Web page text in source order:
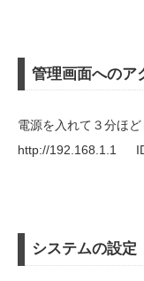
管理画面へのア
電源を入れて３分ほ
http://192.168.1.1
システムの設定